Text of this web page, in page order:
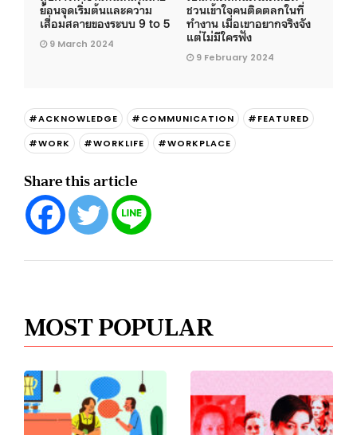
ย้อนจุดเริ่มต้นและความ
เสื่อมสลายของระบบ 9 to 5
9 March 2024
ชวนเข้าใจคนติดตลกในที่
ทำงาน เมื่อเขาอยากจริงจัง
แต่ไม่มีใครฟัง
9 February 2024
#ACKNOWLEDGE #COMMUNICATION
#FEATURED
#WORK
#WORKLIFE #WORKPLACE
Share this article
MOST POPULAR